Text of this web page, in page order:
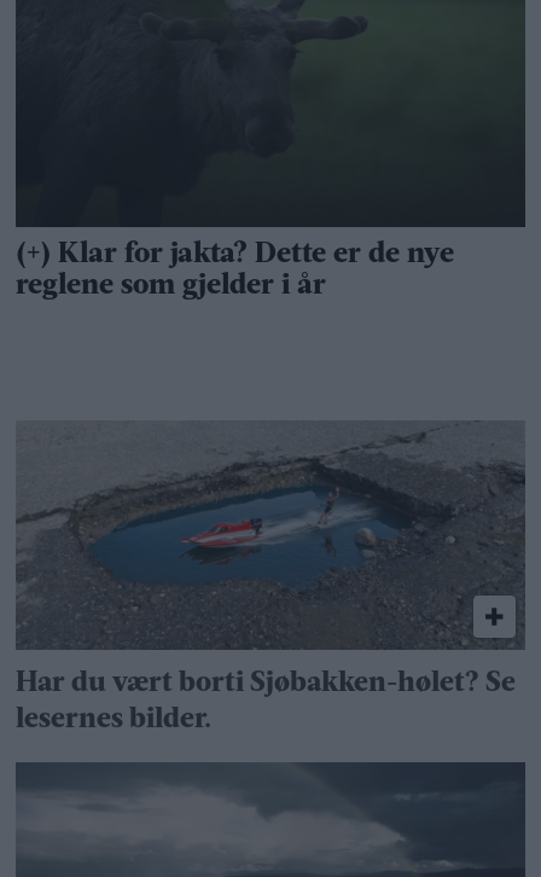
Har du vært borti Sjøbakken-hølet? Se
lesernes bilder.